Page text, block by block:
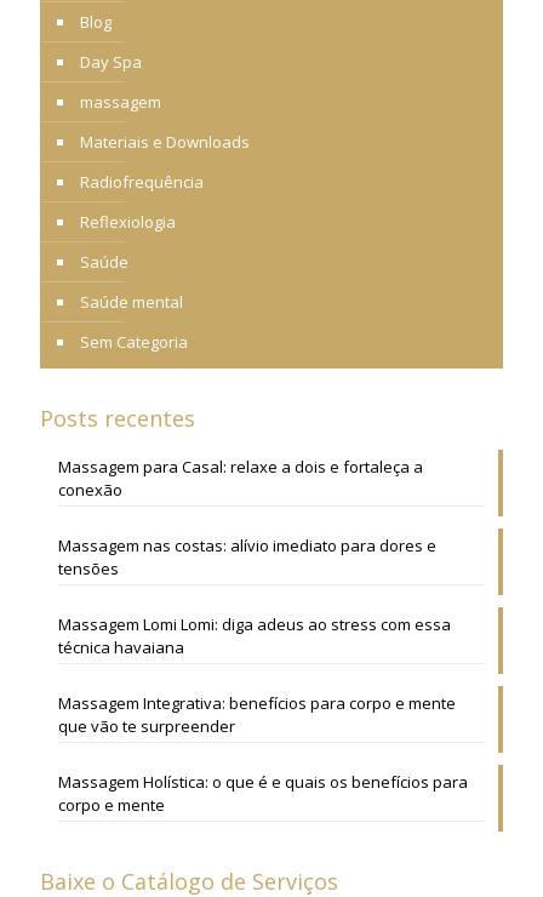
Blog
Day Spa
massagem
Materiais e Downloads
Radiofrequência
Reflexiologia
Saúde
Saúde mental
Sem Categoria
Posts recentes
Massagem para Casal: relaxe a dois e fortaleça a
conexão
Massagem nas costas: alívio imediato para dores e
tensões
Massagem Lomi Lomi: diga adeus ao stress com essa
técnica havaiana
Massagem Integrativa: benefícios para corpo e mente
que vão te surpreender
Massagem Holística: o que é e quais os benefícios para
corpo e mente
Baixe o Catálogo de Serviços